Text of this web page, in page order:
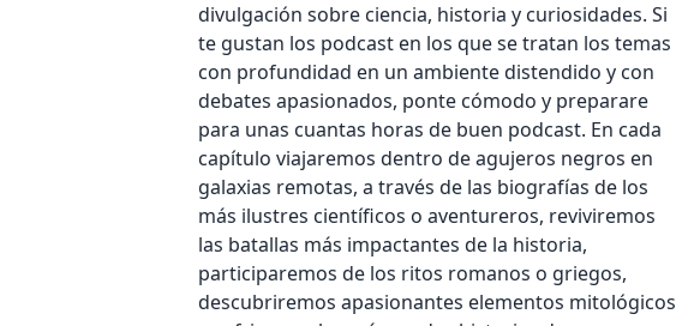
divulgación sobre ciencia, historia y curiosidades. Si
te gustan los podcast en los que se tratan los temas
con profundidad en un ambiente distendido y con
debates apasionados, ponte cómodo y preparare
para unas cuantas horas de buen podcast. En cada
capítulo viajaremos dentro de agujeros negros en
galaxias remotas, a través de las biografías de los
más ilustres científicos o aventureros, reviviremos
las batallas más impactantes de la historia,
participaremos de los ritos romanos o griegos,
descubriremos apasionantes elementos mitológicos